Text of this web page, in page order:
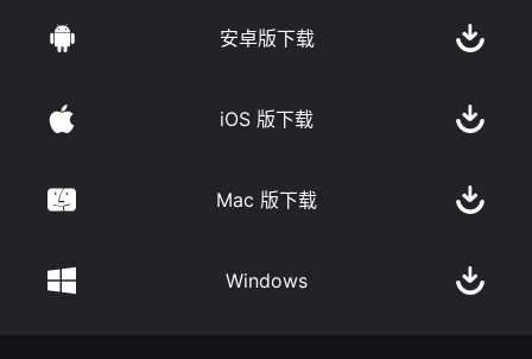
安卓版下载
iOS 版下载
Mac 版下载
Windows